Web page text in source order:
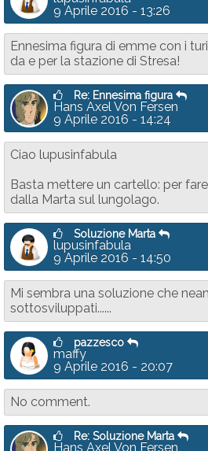
9 Aprile 2016 - 13:26
Ennesima figura di emme con i
da e per la stazione di Stresa!
Re: Ennesima figura
Hans Axel Von Fersen
9 Aprile 2016 - 14:24
Ciao lupusinfabula
Basta mettere un cartello: per
dalla Marta sul lungolago.
Soluzione Marta
lupusinfabula
9 Aprile 2016 - 14:50
Mi sembra una soluzione che
sottosviluppati......
pazzesco
maffy
9 Aprile 2016 - 20:07
No comment.
Re: Soluzione Marta
Hans Axel Von Fersen